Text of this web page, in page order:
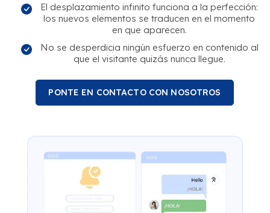
El desplazamiento infinito funciona a la perfección:
los nuevos elementos se traducen en el momento
en que aparecen.
No se desperdicia ningún esfuerzo en contenido al
que el visitante quizás nunca llegue.
PONTE EN CONTACTO CON NOSOTROS